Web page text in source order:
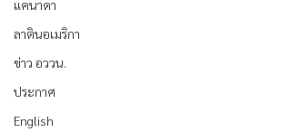
แคนาดา
ลาตินอเมริกา
ข่าว อววน.
ประกาศ
English